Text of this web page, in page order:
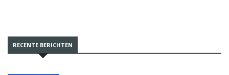
RECENTE BERICHTEN